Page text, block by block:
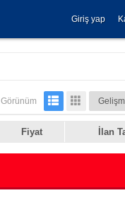
Giriş yap
Görünüm
Fiyat İlan